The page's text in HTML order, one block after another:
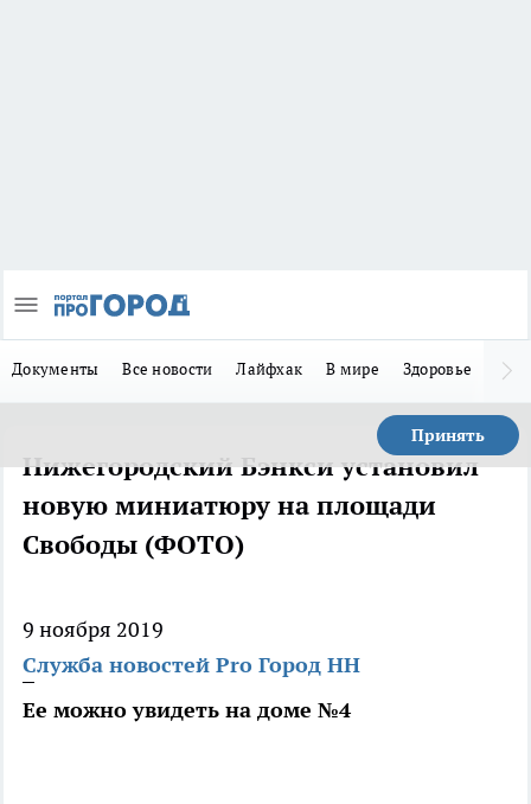
Документы Все новости Лайфхак В мире Здоровье
Принять
Нижегородский Бэнкси установил
новую миниатюру на площади
Свободы (ФОТО)
9 ноября 2019
Служба новостей Pro Город НН
Ее можно увидеть на доме №4